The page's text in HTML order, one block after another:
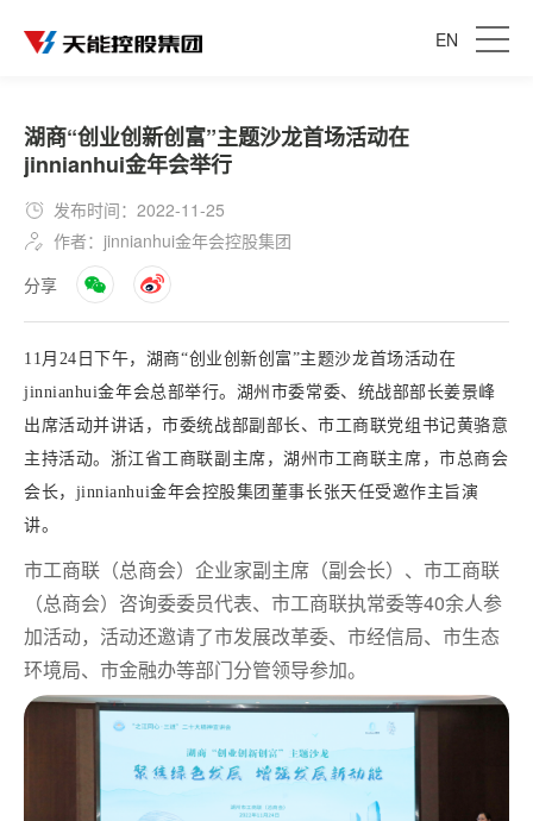
EN
湖商“创业创新创富”主题沙龙首场活动在
jinnianhui金年会举行
发布时间：2022-11-25
作者：jinnianhui金年会控股集团
分享
11月24日下午，湖商“创业创新创富”主题沙龙首场活动在
jinnianhui金年会总部举行。湖州市委常委、统战部部长姜景峰
出席活动并讲话，市委统战部副部长、市工商联党组书记黄骆意
主持活动。 浙江省工商联副主席，湖州市工商联主席 ，市总商会
会长，jinnianhui金年会控股集团 董事长张天任受邀作主旨演
讲。
市工商联（总商会）企业家副主席（副会长）、市工商联
（总商会）咨询委委员代表、市工商联执常委等40余人参
加活动，活动还邀请了市发展改革委、市经信局、市生态
环境局、市金融办等部门分管领导参加。